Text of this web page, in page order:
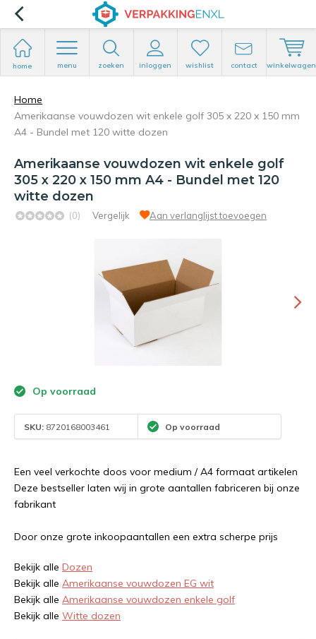
home menu zoeken inloggen wishlist contact winkelwagen
Home
Amerikaanse vouwdozen wit enkele golf 305 x 220 x 150 mm
A4 - Bundel met 120 witte dozen
Amerikaanse vouwdozen wit enkele golf
305 x 220 x 150 mm A4 - Bundel met 120
witte dozen
(0) Vergelijk Aan verlanglijst toevoegen
Op voorraad
SKU: 8720168003461 Op voorraad
Een veel verkochte doos voor medium / A4 formaat artikelen
Deze bestseller laten wij in grote aantallen fabriceren bij onze
fabrikant
Door onze grote inkoopaantallen een extra scherpe prijs
Bekijk alle Dozen
Bekijk alle Amerikaanse vouwdozen EG wit
Bekijk alle Amerikaanse vouwdozen enkele golf
Bekijk alle Witte dozen